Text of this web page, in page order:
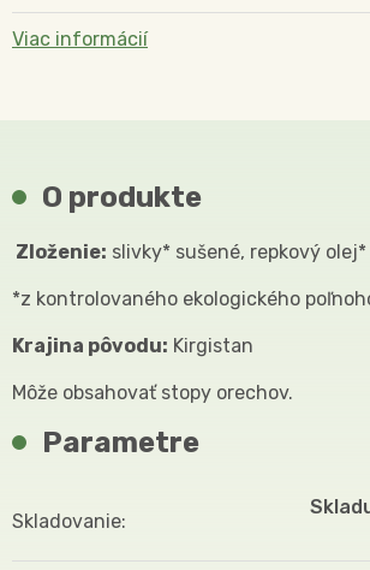
Viac informácií
O produkte
Zloženie: slivky* sušené, repkový olej*
*z kontrolovaného ekologického
Krajina pôvodu: Kirgistan
Môže obsahovať stopy orechov.
Parametre
Skladovanie